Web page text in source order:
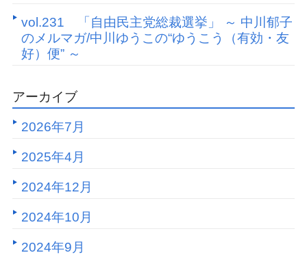
vol.231 「自由民主党総裁選挙」 ～ 中川郁子
のメルマガ/中川ゆうこの“ゆうこう（有効・友
好）便” ～
アーカイブ
2026年7月
2025年4月
2024年12月
2024年10月
2024年9月